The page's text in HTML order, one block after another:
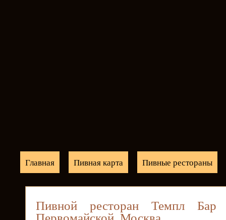
Главная Пивная карта Пивные рестораны
Пивной ресторан Темпл